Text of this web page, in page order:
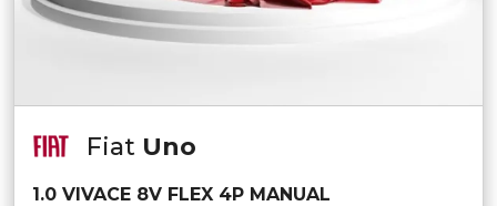
Fiat Uno
1.0 VIVACE 8V FLEX 4P MANUAL